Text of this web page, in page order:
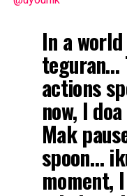
In a
teguran…
actions
now, I
Mak
spoon…
moment,